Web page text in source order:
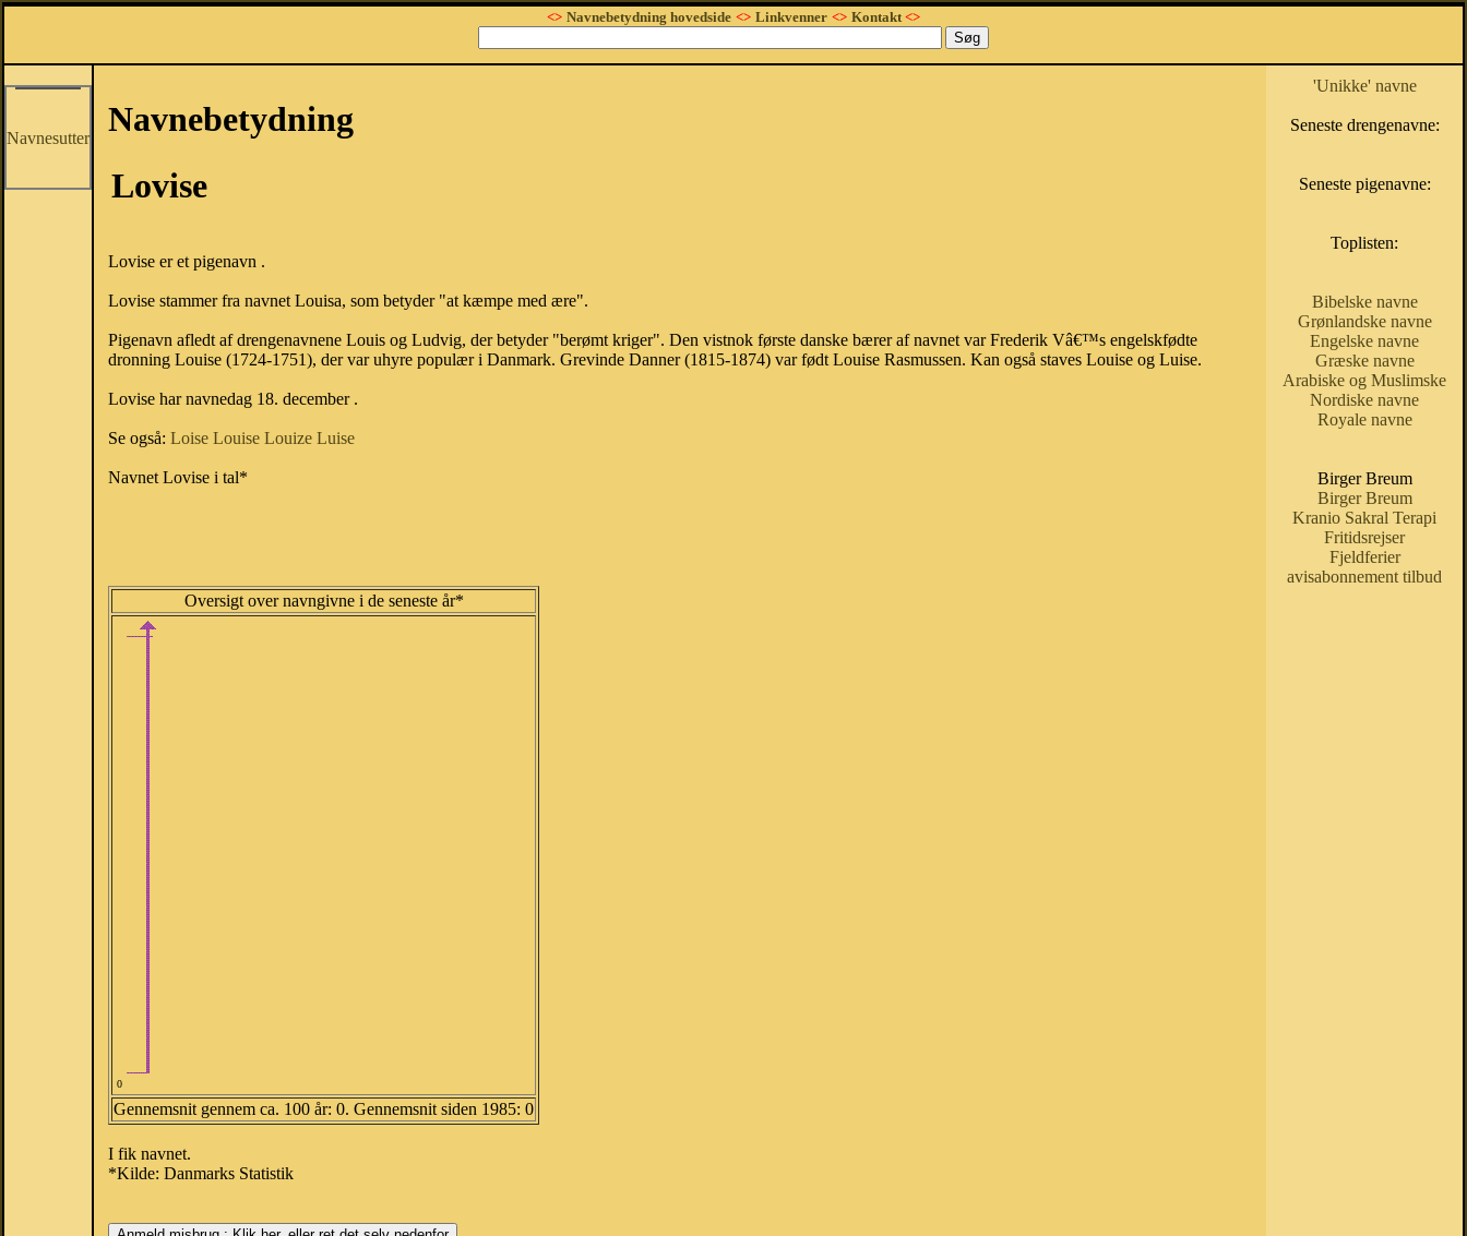
<> Navnebetydning hovedside <> Linkvenner <> Kontakt<>
Navnesutter
Navnebetydning
Lovise
Lovise er et pigenavn .
Lovise stammer fra navnet Louisa, som betyder "at kæmpe med ære".
Pigenavn afledt af drengenavnene Louis og Ludvig, der betyder "berømt kriger". Den vistnok første danske bærer af navnet var Frederik Vâ€™s engelskfødte
dronning Louise (1724-1751), der var uhyre populær i Danmark. Grevinde Danner (1815-1874) var født Louise Rasmussen. Kan også staves Louise og Luise.
Lovise har navnedag 18. december .
Se også: Loise Louise Louize Luise
Navnet Lovise i tal*
Oversigt over navngivne i de seneste år*
0
Gennemsnit gennem ca. 100 år: 0. Gennemsnit siden 1985: 0
I fik navnet.
*Kilde: Danmarks Statistik
'Unikke' navne
Seneste drengenavne:
Seneste pigenavne:
Toplisten:
Bibelske navne
Grønlandske navne
Engelske navne
Græske navne
Arabiske og Muslimske
Nordiske navne
Royale navne
Birger Breum
Birger Breum
Kranio Sakral Terapi
Fritidsrejser
Fjeldferier
avisabonnement tilbud